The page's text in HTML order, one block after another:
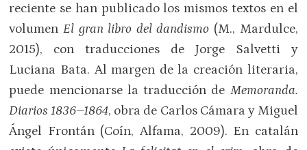
reciente se han publicado los mismos textos en el
volumenEl gran libro del dandismo (M., Mardulce,
2015), con traducciones de Jorge Salvetti y
Luciana Bata. Al margen de la creación literaria,
puede mencionarse la traducción de Memoranda.
Diarios 1836–1864, obra de Carlos Cámara y Miguel
Ángel Frontán (Coín, Alfama, 2009). En catalán